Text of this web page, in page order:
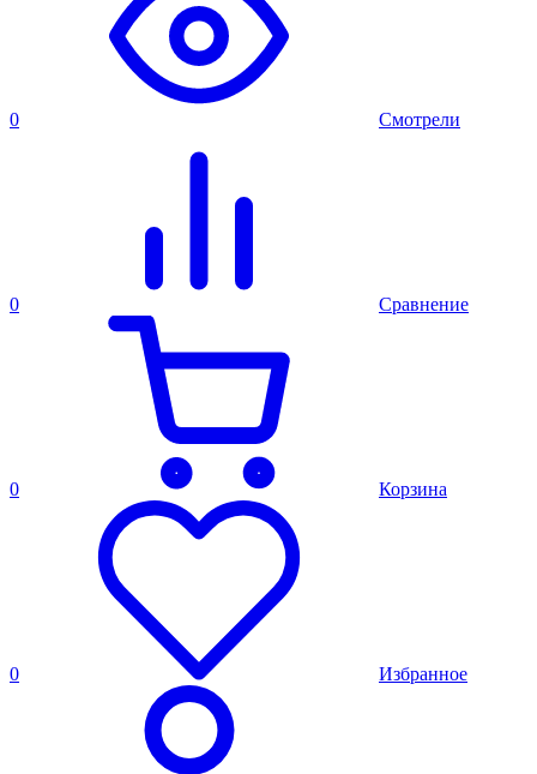
0 Смотрели
0 Сравнение
0 Корзина
0 Избранное